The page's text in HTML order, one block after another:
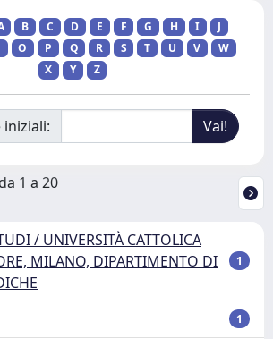
B C D E F G H I
J
O P Q R S T U V
W
X
Y Z
iniziali:
1 a 20
/ UNIVERSITÀ CATTOLICA
MILANO, DIPARTIMENTO DI
1
1